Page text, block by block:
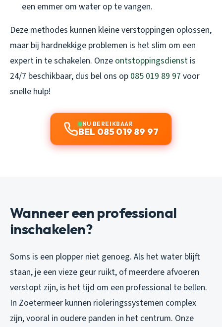
een emmer om water op te vangen.
Deze methodes kunnen kleine verstoppingen oplossen,
maar bij hardnekkige problemen is het slim om een
expert in te schakelen. Onze ontstoppingsdienst is
24/7 beschikbaar, dus bel ons op 085 019 89 97 voor
snelle hulp!
NU BEREIKBAAR
BEL 085 019 89 97
Wanneer een professional
inschakelen?
Soms is een plopper niet genoeg. Als het water blijft
staan, je een vieze geur ruikt, of meerdere afvoeren
verstopt zijn, is het tijd om een professional te bellen.
In Zoetermeer kunnen rioleringssystemen complex
zijn, vooral in oudere panden in het centrum. Onze